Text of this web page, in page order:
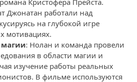
Кристофера Прейста.
Джонатан работали над
на глубокой игре
мотивациях.
магии: Нолан и команда провели
в области магии и
изучение работы реальных
В фильме используются